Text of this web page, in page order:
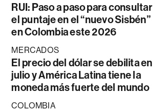
RUI: Paso a paso para consultar
el puntaje en el “nuevo Sisbén”
en Colombia este 2026
MERCADOS
El precio del dólar se debilita en
julio y América Latina tiene la
moneda más fuerte del mundo
COLOMBIA